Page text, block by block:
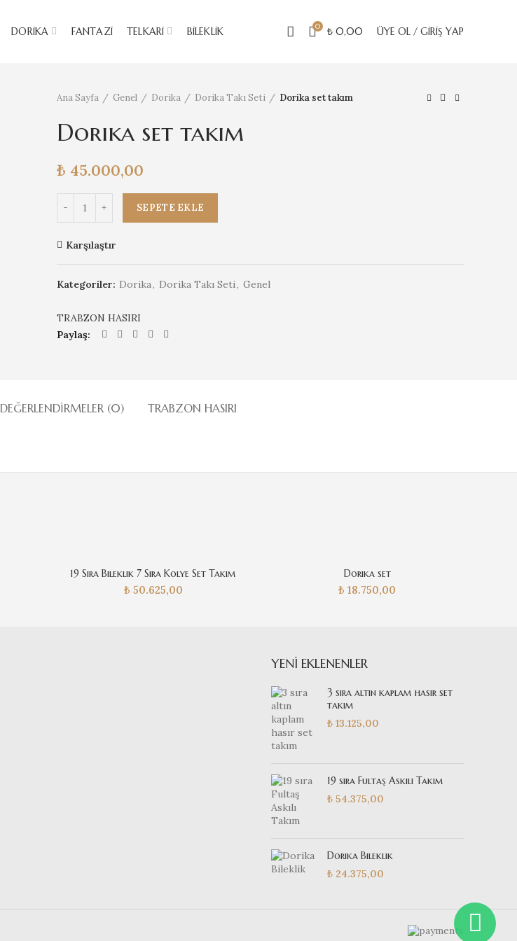
DORIKA FANTAZI TELKARI BILEKLIK 0 ₺ 0,00 ÜYE OL / GIRIŞ YAP
Ana Sayfa Genel Dorika Dorika Takı Seti Dorika set takım
Dorika set takım
₺ 45.000,00
SEPETE EKLE
Karşılaştır
Kategoriler: Dorika, Dorika Takı Seti, Genel
TRABZON HASIRI
Paylaş
DEĞERLENDIRMELER (0) TRABZON HASIRI
19 Sıra Bileklik 7 Sıra Kolye Set Takım
₺ 50.625,00
Dorika set
₺ 18.750,00
YENI EKLENENLER
3 sıra altın kaplam hasır set
takım
₺13.125,00
19 sıra Fultaş Askılı Takım
₺54.375,00
Dorika Bileklik
₺24.375,00